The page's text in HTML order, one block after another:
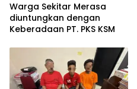
Warga Sekitar Merasa
diuntungkan dengan
Keberadaan PT. PKS KSM